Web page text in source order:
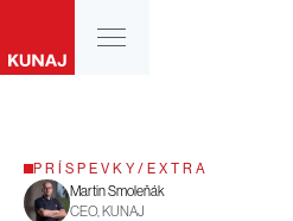
PRÍSPEVKY / EXTRA
Martin Smoleňák
CEO, KUNAJ